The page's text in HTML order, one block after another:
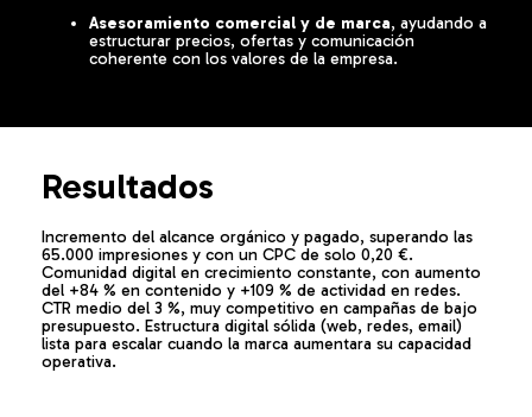
Asesoramiento comercial y de marca, ayudando a
estructurar precios, ofertas y comunicación
coherente con los valores de la empresa.
Resultados
Incremento del alcance orgánico y pagado, superando las
65.000 impresiones y con un CPC de solo 0,20 €.
Comunidad digital en crecimiento constante, con aumento
del +84 % en contenido y +109 % de actividad en redes.
CTR medio del 3 %, muy competitivo en campañas de bajo
presupuesto. Estructura digital sólida (web, redes, email)
lista para escalar cuando la marca aumentara su capacidad
operativa.